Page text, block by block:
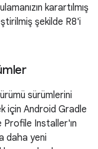
karartılmış
şekilde R8'i
sürümlerini
için Android Gradle
Profile Installer'ın
daha yeni